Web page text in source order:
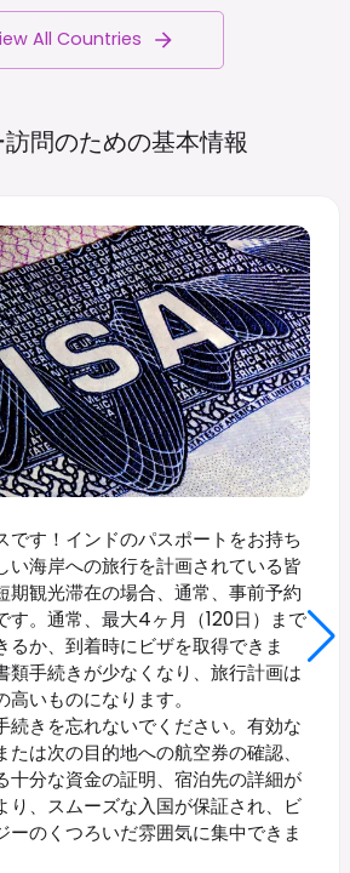
All Countries
問のための基本情報
です！インドのパスポートをお持ち
い海岸への旅行を計画されている皆
期観光滞在の場合、通常、事前予約
す。通常、最大4ヶ月（120日）まで
るか、到着時にビザを取得できま
類手続きが少なくなり、旅行計画は
いものになります。
続きを忘れないでください。有効な
は次の目的地への航空券の確認、
十分な資金の証明、宿泊先の詳細が
り、スムーズな入国が保証され、ビ
ーのくつろいだ雰囲気に集中できま